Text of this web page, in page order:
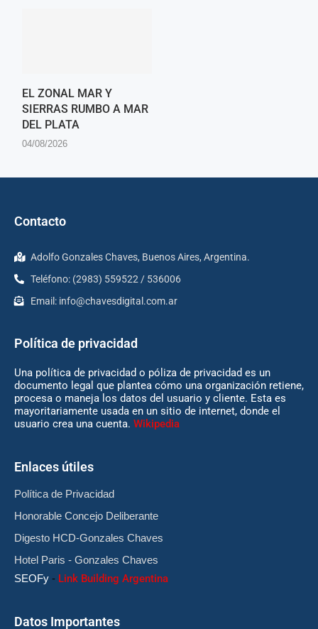
EL ZONAL MAR Y
SIERRAS RUMBO A MAR
DEL PLATA
04/08/2026
Contacto
Adolfo Gonzales Chaves, Buenos Aires, Argentina.
Teléfono: (2983) 559522 / 536006
Email: info@chavesdigital.com.ar
Política de privacidad
Una política de privacidad o póliza de privacidad es un
documento legal que plantea cómo una organización retiene,
procesa o maneja los datos del usuario y cliente. Esta es
mayoritariamente usada en un sitio de internet, donde el
usuario crea una cuenta. Wikipedia
Enlaces útiles
Política de Privacidad
Honorable Concejo Deliberante
Digesto HCD-Gonzales Chaves
Hotel Paris - Gonzales Chaves
SEOFy - Link Building Argentina
Datos Importantes